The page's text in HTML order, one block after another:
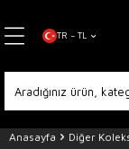
TR − TL
Anasayfa Diğer